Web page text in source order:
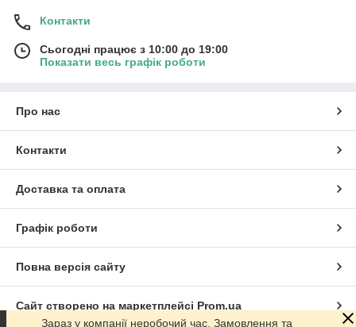
Контакти
Сьогодні працює з 10:00 до 19:00
Показати весь графік роботи
Про нас
Контакти
Доставка та оплата
Графік роботи
Повна версія сайту
Сайт створено на маркетплейсі Prom.ua
Зараз у компанії неробочий час. Замовлення та